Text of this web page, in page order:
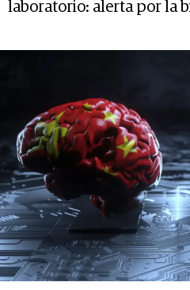
laboratorio: alerta por la